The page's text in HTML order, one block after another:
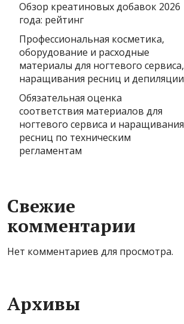
Обзор креатиновых добавок 2026
года: рейтинг
Профессиональная косметика,
оборудование и расходные
материалы для ногтевого сервиса,
наращивания ресниц и депиляции
Обязательная оценка
соответствия материалов для
ногтевого сервиса и наращивания
ресниц по техническим
регламентам
Свежие
комментарии
Нет комментариев для просмотра.
Архивы